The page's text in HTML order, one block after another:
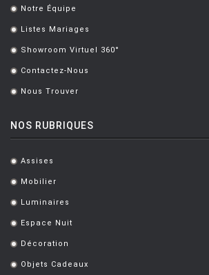
. Notre Équipe
. Listes Mariages
. Showroom Virtuel 360°
. Contactez-Nous
. Nous Trouver
NOS RUBRIQUES
. Assises
. Mobilier
. Luminaires
. Espace Nuit
. Décoration
. Objets Cadeaux